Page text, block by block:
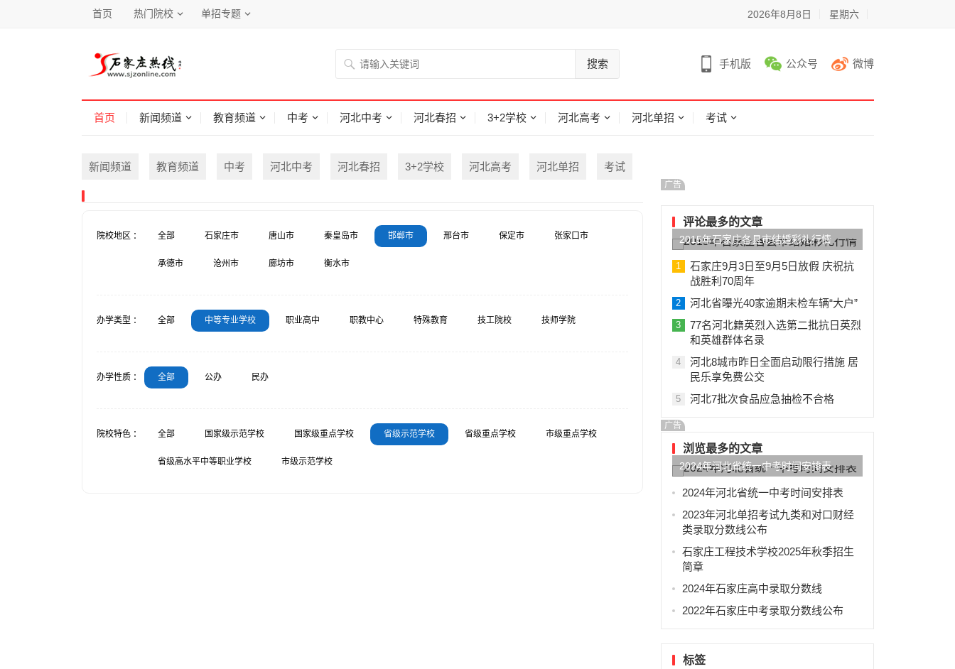
首页 热门院校 单招专题 2026年8月8日 星期六
搜索 手机版 公众号 微博
首页 新闻频道 教育频道 中考 河北中考 河北春招 3+2学校 河北高考 河北单招 考试
新闻频道 教育频道 中考 河北中考 河北春招 3+2学校 河北高考 河北单招 考试
院校地区 ： 全部 石家庄市 唐山市 秦皇岛市 邯郸市 邢台市 保定市 张家口市
承德市 沧州市 廊坊市 衡水市
办学类型 ： 全部 中等专业学校 职业高中 职教中心 特殊教育 技工院校 技师学院
办学性质 ： 全部 公办 民办
院校特色 ： 全部 国家级示范学校 国家级重点学校 省级示范学校 省级重点学校 市级重点学校
省级高水平中等职业学校 市级示范学校
广告
评论最多的文章
2015年石家庄各县市结婚彩礼行情
1
石家庄9月3日至9月5日放假 庆祝抗
战胜利70周年
2 河北省曝光40家逾期未检车辆“大户”
3
77名河北籍英烈入选第二批抗日英烈
和英雄群体名录
4
河北8城市昨日全面启动限行措施 居
民乐享免费公交
5 河北7批次食品应急抽检不合格
广告
浏览最多的文章
2024年河北省统一中考时间安排表
2024年河北省统一中考时间安排表
2023年河北单招考试九类和对口财经
类录取分数线公布
石家庄工程技术学校2025年秋季招生
简章
2024年石家庄高中录取分数线
2022年石家庄中考录取分数线公布
标签